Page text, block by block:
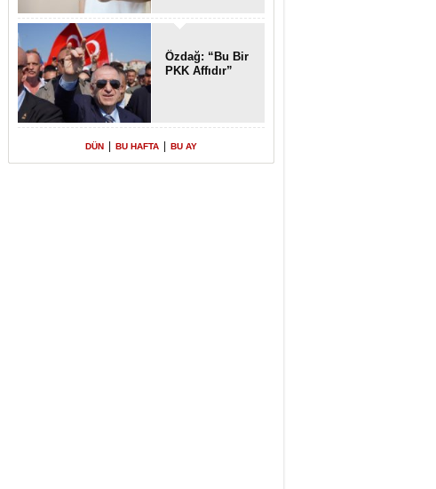
Özdağ: “Bu Bir
PKK Affıdır”
DÜN BU HAFTA BU AY